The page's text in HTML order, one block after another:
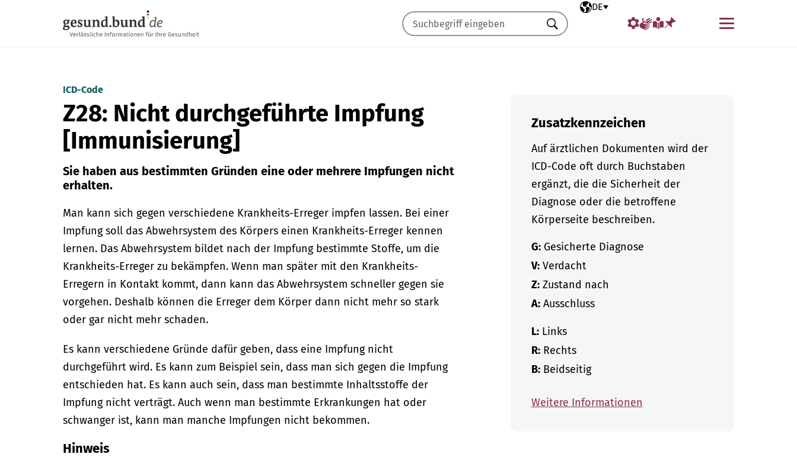
Ausgewählte Sprache
DE
Menü
Suchen
ICD-Code
Z28: Nicht durchgeführte Impfung
[Immunisierung]
Sie haben aus bestimmten Gründen eine oder mehrere Impfungen nicht
erhalten.
Man kann sich gegen verschiedene Krankheits-Erreger impfen lassen. Bei einer
Impfung soll das Abwehrsystem des Körpers einen Krankheits-Erreger kennen
lernen. Das Abwehrsystem bildet nach der Impfung bestimmte Stoffe, um die
Krankheits-Erreger zu bekämpfen. Wenn man später mit den Krankheits-
Erregern in Kontakt kommt, dann kann das Abwehrsystem schneller gegen sie
vorgehen. Deshalb können die Erreger dem Körper dann nicht mehr so stark
oder gar nicht mehr schaden.
Es kann verschiedene Gründe dafür geben, dass eine Impfung nicht
durchgeführt wird. Es kann zum Beispiel sein, dass man sich gegen die Impfung
entschieden hat. Es kann auch sein, dass man bestimmte Inhaltsstoffe der
Impfung nicht verträgt. Auch wenn man bestimmte Erkrankungen hat oder
schwanger ist, kann man manche Impfungen nicht bekommen.
Hinweis
Zusatzkennzeichen
Auf ärztlichen Dokumenten wird der
ICD-Code oft durch Buchstaben
ergänzt, die die Sicherheit der
Diagnose oder die betroffene
Körperseite beschreiben.
G:Gesicherte Diagnose
V:Verdacht
Z:Zustand nach
A:Ausschluss
L:Links
R:Rechts
B:Beidseitig
Weitere Informationen